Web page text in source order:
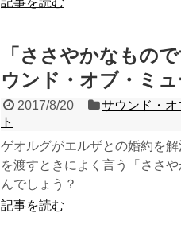
「ささやかなもの
ウンド・オブ・ミュ
2017/8/20 サウンド・
ト
ゲオルグがエルザとの婚約を
を渡すときによく言う「ささ
んでしょう？
記事を読む